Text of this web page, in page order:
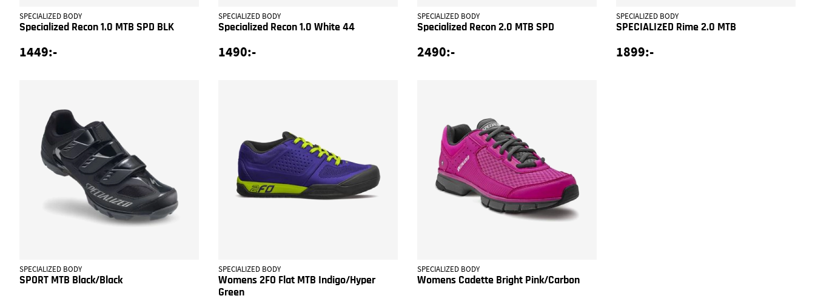
SPECIALIZED BODY
Specialized Recon 1.0 MTB SPD BLK
1449:-
SPECIALIZED BODY
Specialized Recon 1.0 White 44
1490:-
SPECIALIZED BODY
Specialized Recon 2.0 MTB SPD
2490:-
SPECIALIZED BODY
SPECIALIZED Rime 2.0 MTB
1899:-
SPECIALIZED BODY
SPORT MTB Black/Black
SPECIALIZED BODY
Womens 2FO Flat MTB Indigo/Hyper
Green
SPECIALIZED BODY
Womens Cadette Bright Pink/Carbon